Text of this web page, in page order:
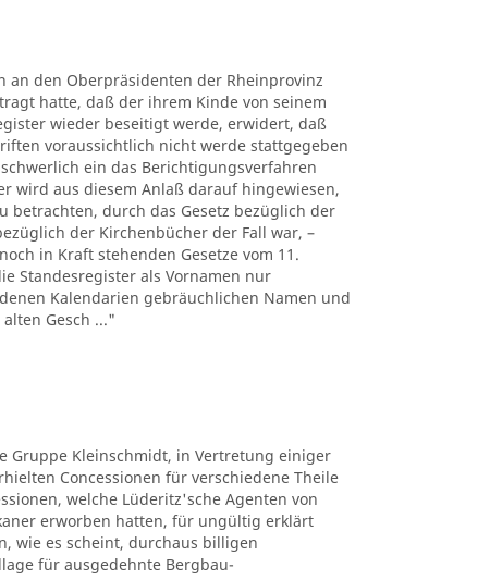
den Oberpräsidenten der Rheinprovinz
hatte, daß der ihrem Kinde von seinem
wieder beseitigt werde, erwidert, daß
voraussichtlich nicht werde stattgegeben
ein das Berichtigungsverfahren
wird aus diesem Anlaß darauf hingewiesen,
betrachten, durch das Gesetz bezüglich der
der Kirchenbücher der Fall war, –
in Kraft stehenden Gesetze vom 11.
Standesregister als Vornamen nur
Kalendarien gebräuchlichen Namen und
Gesch ..."
Gruppe Kleinschmidt, in Vertretung einiger
Concessionen für verschiedene Theile
welche Lüderitz'sche Agenten von
erworben hatten, für ungültig erklärt
wie es scheint, durchaus billigen
für ausgedehnte Bergbau-